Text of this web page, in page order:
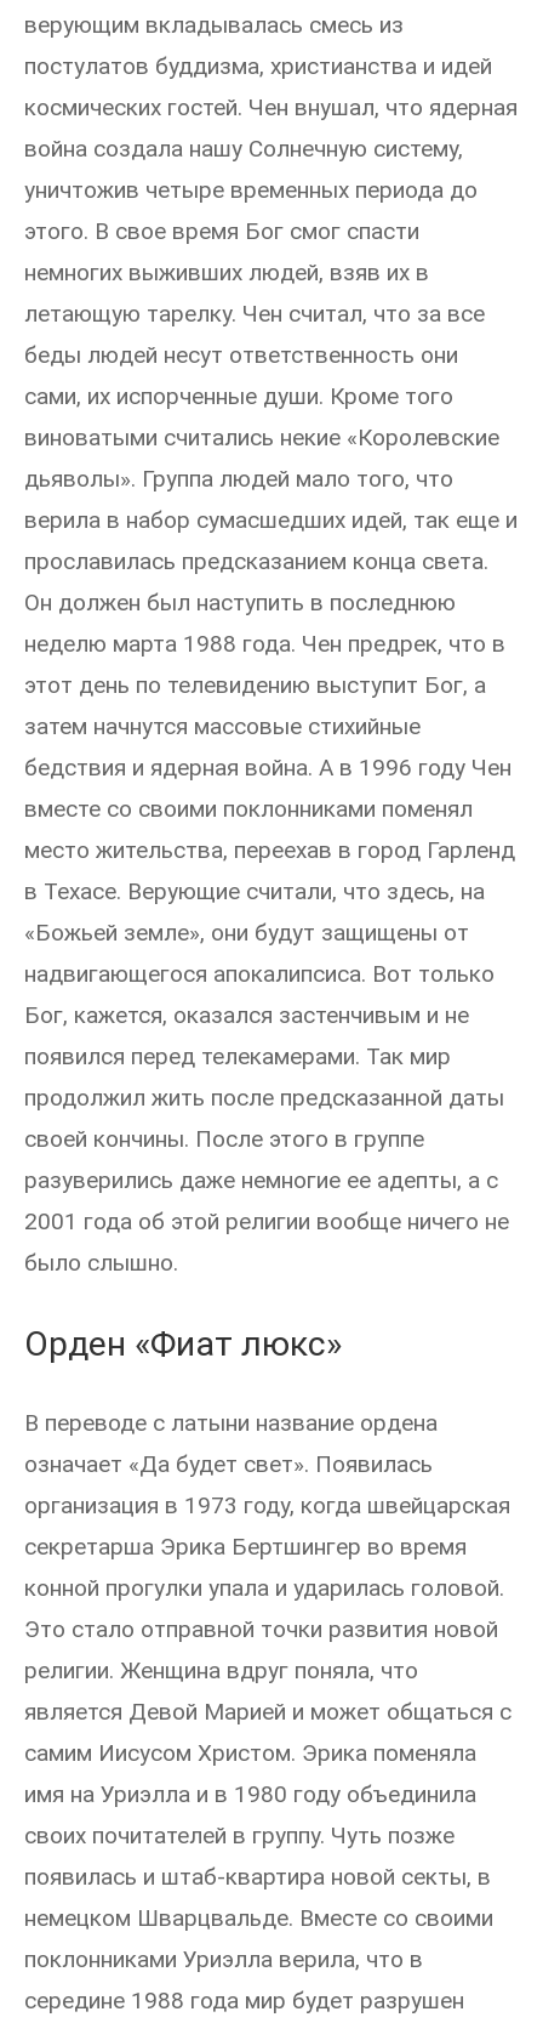
верующим вкладывалась смесь из
постулатов буддизма, христианства и идей
космических гостей. Чен внушал, что ядерная
война создала нашу Солнечную систему,
уничтожив четыре временных периода до
этого. В свое время Бог смог спасти
немногих выживших людей, взяв их в
летающую тарелку. Чен считал, что за все
беды людей несут ответственность они
сами, их испорченные души. Кроме того
виноватыми считались некие «Королевские
дьяволы». Группа людей мало того, что
верила в набор сумасшедших идей, так еще и
прославилась предсказанием конца света.
Он должен был наступить в последнюю
неделю марта 1988 года. Чен предрек, что в
этот день по телевидению выступит Бог, а
затем начнутся массовые стихийные
бедствия и ядерная война. А в 1996 году Чен
вместе со своими поклонниками поменял
место жительства, переехав в город Гарленд
в Техасе. Верующие считали, что здесь, на
«Божьей земле», они будут защищены от
надвигающегося апокалипсиса. Вот только
Бог, кажется, оказался застенчивым и не
появился перед телекамерами. Так мир
продолжил жить после предсказанной даты
своей кончины. После этого в группе
разуверились даже немногие ее адепты, а с
2001 года об этой религии вообще ничего не
было слышно.
Орден «Фиат люкс»
В переводе с латыни название ордена
означает «Да будет свет». Появилась
организация в 1973 году, когда швейцарская
секретарша Эрика Бертшингер во время
конной прогулки упала и ударилась головой.
Это стало отправной точки развития новой
религии. Женщина вдруг поняла, что
является Девой Марией и может общаться с
самим Иисусом Христом. Эрика поменяла
имя на Уриэлла и в 1980 году объединила
своих почитателей в группу. Чуть позже
появилась и штаб-квартира новой секты, в
немецком Шварцвальде. Вместе со своими
поклонниками Уриэлла верила, что в
середине 1988 года мир будет разрушен